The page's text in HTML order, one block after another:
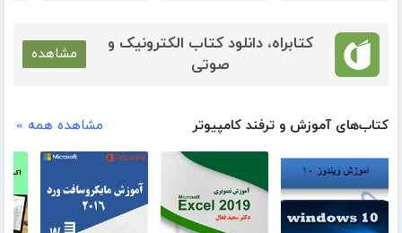
کتابراه، دانلود کتاب الکترونیک و
صوتی
مشاهده
کتاب‌های آموزش و ترفند کامپیوتر مشاهده همه »